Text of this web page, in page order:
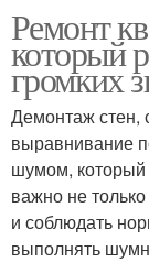
Ремонт
который
громких
Демонтаж стен,
выравнивание
шумом, который
важно не
и соблюдать
выполнять